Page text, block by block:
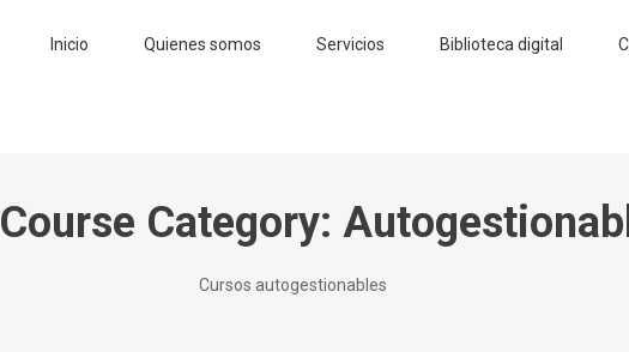
Inicio Quienes somos Servicios Biblioteca digital
Course Category:
Cursos autogestionables